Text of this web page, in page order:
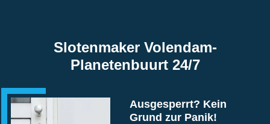
Slotenmaker Volendam-
Planetenbuurt 24/7
Ausgesperrt? Kein
Grund zur Panik!